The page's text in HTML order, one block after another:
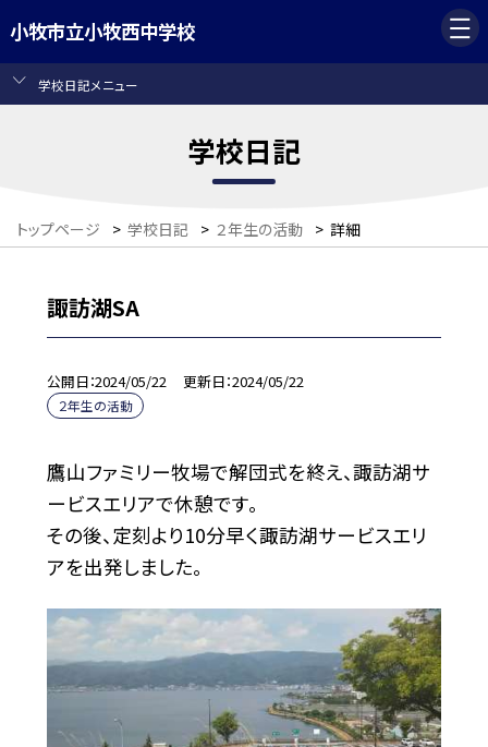
小牧市立小牧西中学校
学校日記メニュー
学校日記
トップページ > 学校日記 > ２年生の活動 > 詳細
諏訪湖SA
公開日 2024/05/22 更新日 2024/05/22
２年生の活動
鷹山ファミリー牧場で解団式を終え、諏訪湖サ
ービスエリアで休憩です。
その後、定刻より10分早く諏訪湖サービスエリ
アを出発しました。